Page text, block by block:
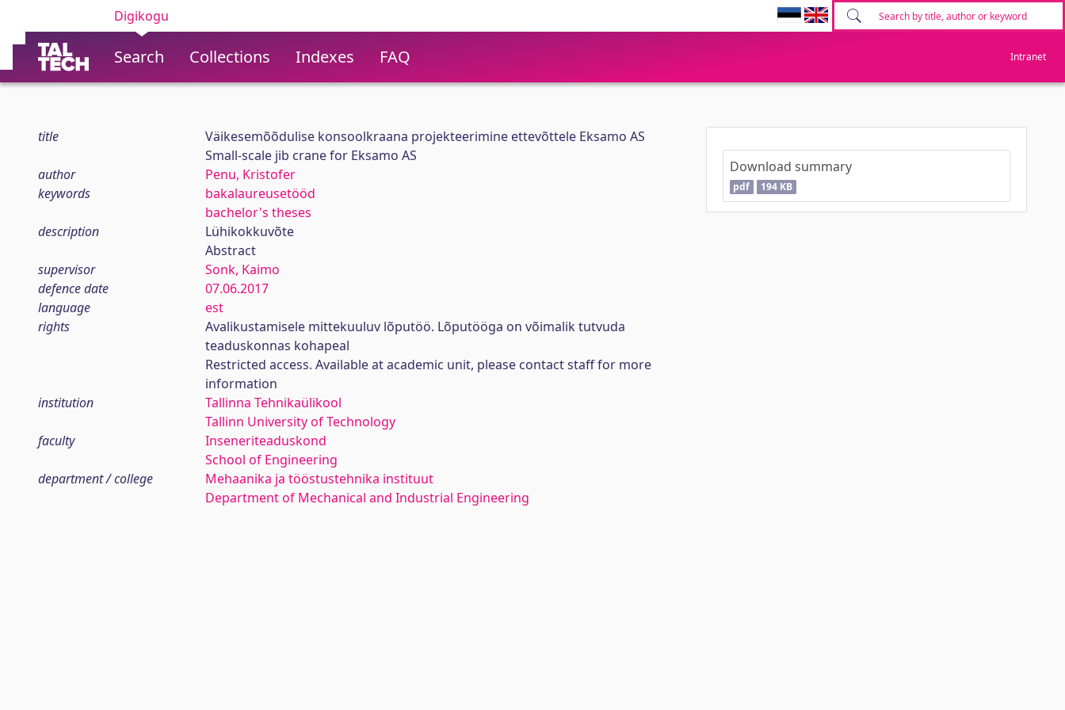
Digikogu
Search Collections Indexes FAQ Intranet
title
Väikesemõõdulise konsoolkraana projekteerimine ettevõttele Eksamo AS
Small-scale jib crane for Eksamo AS
author
Penu, Kristofer
keywords
bakalaureusetööd
bachelor's theses
description
Lühikokkuvõte
Abstract
supervisor
Sonk, Kaimo
defence date
07.06.2017
language
est
rights
Avalikustamisele mittekuuluv lõputöö. Lõputööga on võimalik tutvuda
teaduskonnas kohapeal
Restricted access. Available at academic unit, please contact staff for more
information
institution
Tallinna Tehnikaülikool
Tallinn University of Technology
faculty
Inseneriteaduskond
School of Engineering
department / college
Mehaanika ja tööstustehnika instituut
Department of Mechanical and Industrial Engineering
Download summary
pdf 194 KB